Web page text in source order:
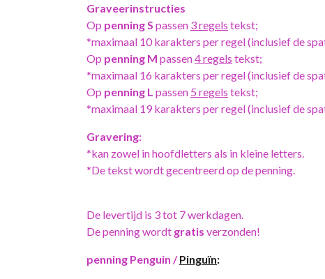
Graveerinstructies
Op penning S passen 3 regels tekst;
*maximaal 10 karakters per regel (inclusief de
Op penning M passen4 regels tekst;
*maximaal 16 karakters per regel (inclusief de
Op penning L passen 5 regels tekst;
*maximaal 19 karakters per regel (inclusief de
Gravering:
*kan zowel in hoofdletters als in kleine letters.
*De tekst wordt gecentreerd op de penning.
De levertijd is 3 tot 7 werkdagen.
De penning wordt gratis verzonden!
penning Penguin /Pinguïn: